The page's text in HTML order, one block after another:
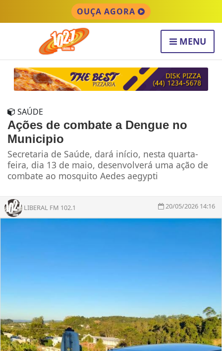
OUÇA AGORA
MENU
SAÚDE
Ações de combate a Dengue no
Municipio
Secretaria de Saúde, dará início, nesta quarta-
feira, dia 13 de maio, desenvolverá uma ação de
combate ao mosquito Aedes aegypti
LIBERAL FM 102.1 20/05/2026 14:16